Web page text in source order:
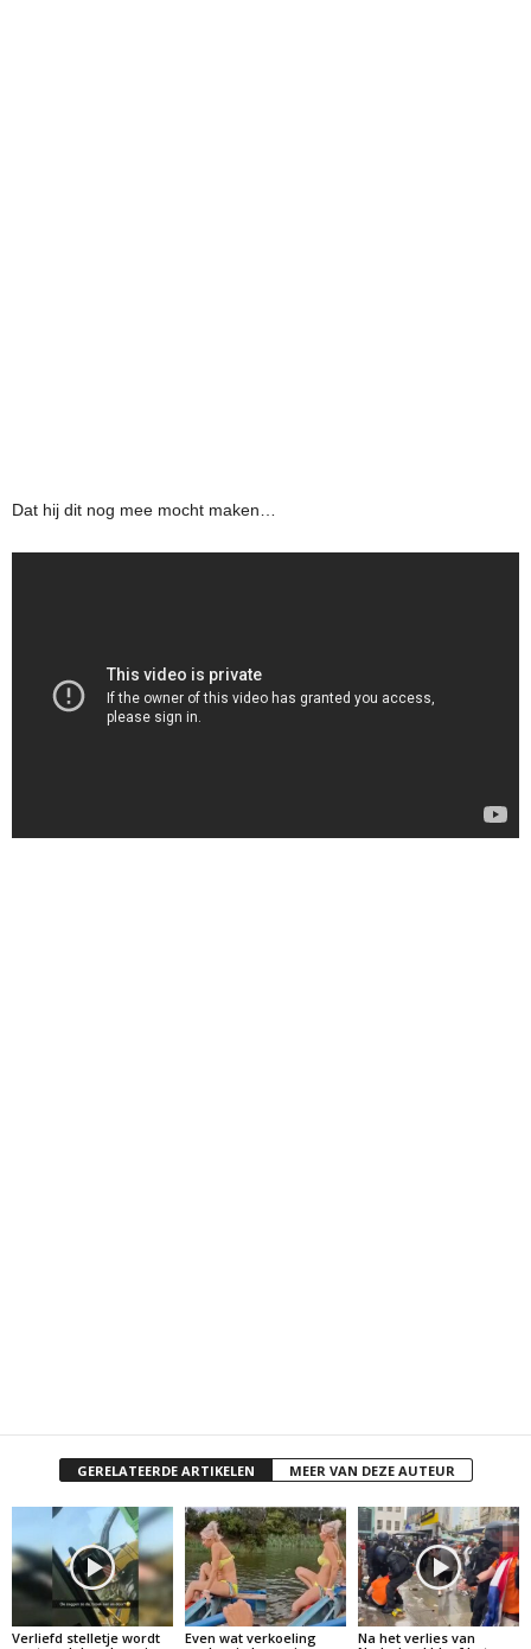
Dat hij dit nog mee mocht maken…
GERELATEERDE ARTIKELEN MEER VAN DEZE AUTEUR
Verliefd stelletje wordt
Even wat verkoeling
Na het verlies van